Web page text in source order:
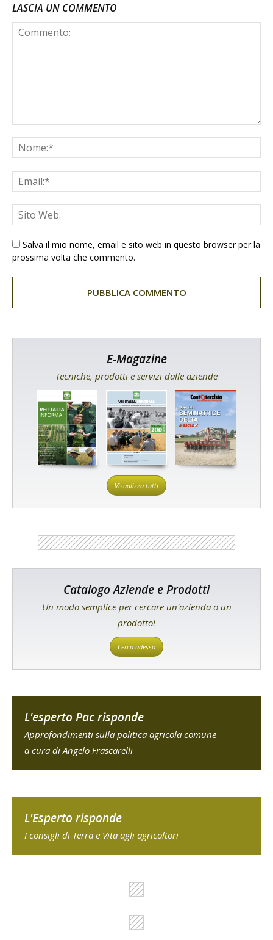
LASCIA UN COMMENTO
Salva il mio nome, email e sito web in questo browser per la
prossima volta che commento.
E-Magazine
Tecniche, prodotti e servizi dalle aziende
Visualizza tutti
Catalogo Aziende e Prodotti
Un modo semplice per cercare un'azienda o un
prodotto!
Cerca adesso
L'esperto Pac risponde
Approfondimenti sulla politica agricola comune
a cura di Angelo Frascarelli
L'Esperto risponde
I consigli di Terra e Vita agli agricoltori